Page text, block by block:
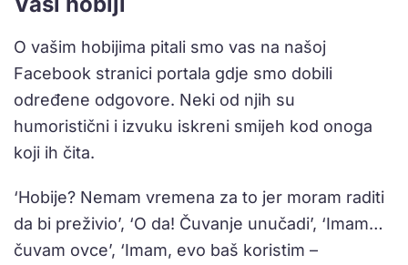
O vašim hobijima pitali smo vas na našoj
Facebook stranici portala gdje smo dobili
određene odgovore. Neki od njih su
humoristični i izvuku iskreni smijeh kod onoga
koji ih čita.
‘Hobije? Nemam vremena za to jer moram raditi
da bi preživio’, ‘O da! Čuvanje unučadi’, ‘Imam…
čuvam ovce’, ‘Imam, evo baš koristim –